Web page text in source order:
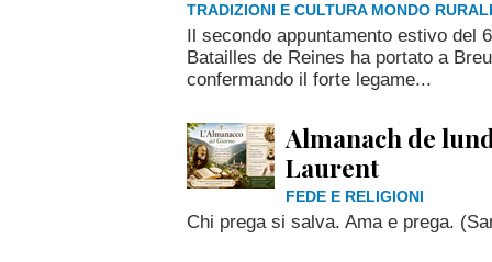
TRADIZIONI E CULTURA MONDO
Il secondo appuntamento estivo del
Batailles de Reines ha portato a
confermando il forte legame...
Almanach de
Laurent
FEDE E RELIGIONI
Chi prega si salva. Ama e prega.